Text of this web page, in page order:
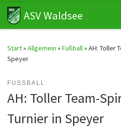
Zum Inhalt springen
ASV Waldsee
Start»Allgemein »Fußball»AH: Toller
Speyer
FUSSBALL
AH: Toller Team-
Turnier in Speyer